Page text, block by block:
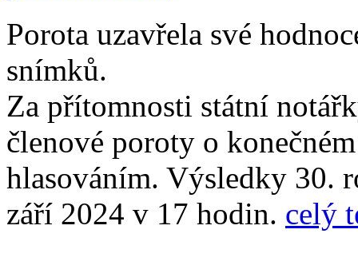
Porota uzavřela své
snímků.
Za přítomnosti státní
členové poroty o
hlasováním. Výsledky 30.
září 2024 v 17 hodin. celý